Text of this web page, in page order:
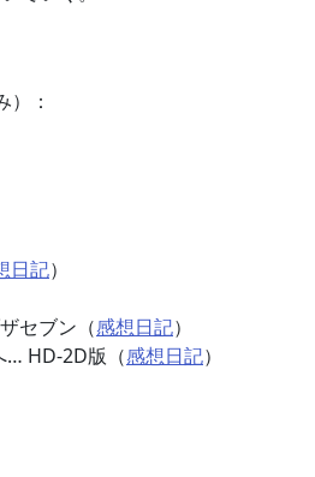
：
日記）
セブン（感想日記）
… HD-2D版（感想日記）